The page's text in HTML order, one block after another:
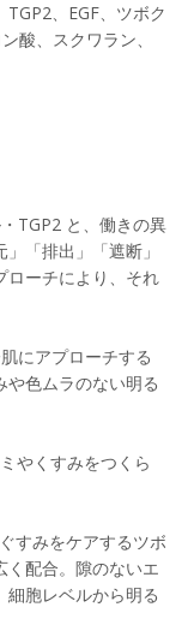
、EGF、ツボク
酸、スクワラン、
TGP2 と、働きの異
「排出」「遮断」
ローチにより、それ
にアプローチする
や色ムラのない明る
やくすみをつくら
すみをケアするツボ
く配合。隙のないエ
細胞レベルから明る